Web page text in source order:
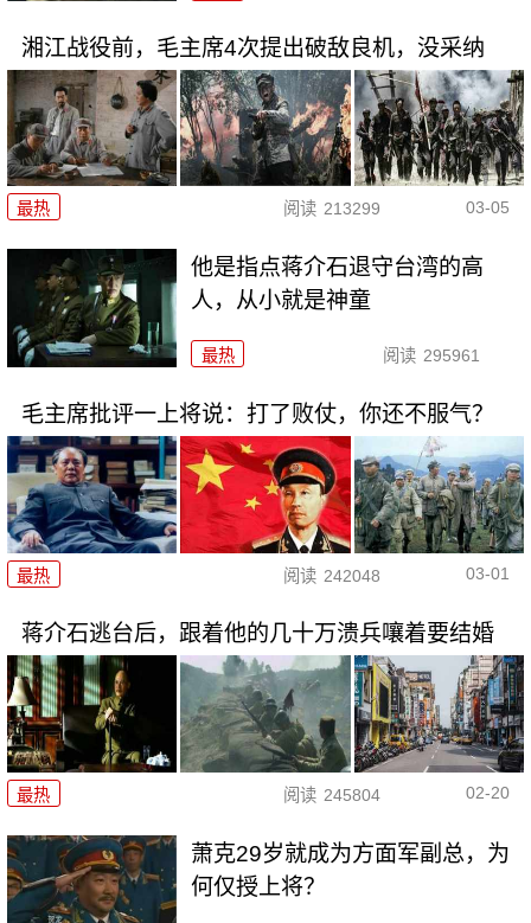
湘江战役前，毛主席4次提出破敌良机，没采纳
最热 阅读 213299 03-05
他是指点蒋介石退守台湾的高
人，从小就是神童
最热 阅读 295961
毛主席批评一上将说：打了败仗，你还不服气？
最热 阅读 242048 03-01
蒋介石逃台后，跟着他的几十万溃兵嚷着要结婚
最热 阅读 245804 02-20
萧克29岁就成为方面军副总，为
何仅授上将？